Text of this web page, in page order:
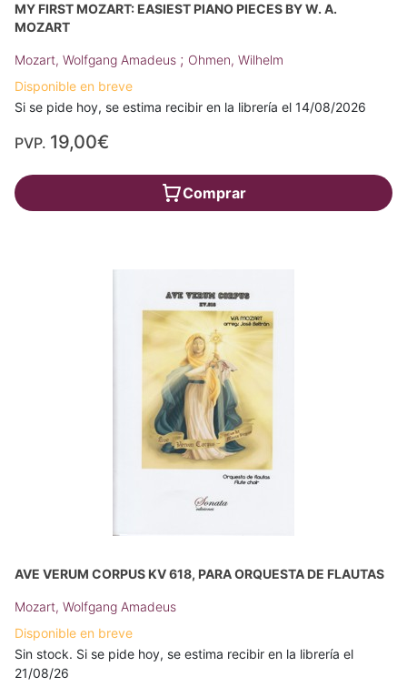
MY FIRST MOZART: EASIEST PIANO PIECES BY W. A.
MOZART
Mozart, Wolfgang Amadeus ; Ohmen, Wilhelm
Disponible en breve
Si se pide hoy, se estima recibir en la librería el 14/08/2026
PVP. 19,00€
Comprar
AVE VERUM CORPUS KV 618, PARA ORQUESTA DE FLAUTAS
Mozart, Wolfgang Amadeus
Disponible en breve
Sin stock. Si se pide hoy, se estima recibir en la librería el
21/08/26